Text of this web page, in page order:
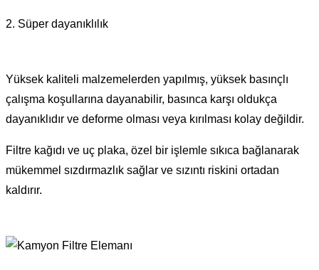
2. Süper dayanıklılık
Yüksek kaliteli malzemelerden yapılmış, yüksek basınçlı
çalışma koşullarına dayanabilir, basınca karşı oldukça
dayanıklıdır ve deforme olması veya kırılması kolay değildir.
Filtre kağıdı ve uç plaka, özel bir işlemle sıkıca bağlanarak
mükemmel sızdırmazlık sağlar ve sızıntı riskini ortadan
kaldırır.